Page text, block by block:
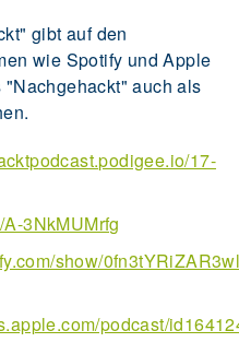
gibt auf den
wie Spotify und Apple
auch als
17-
3NkMUMrfg
show/
podcast/